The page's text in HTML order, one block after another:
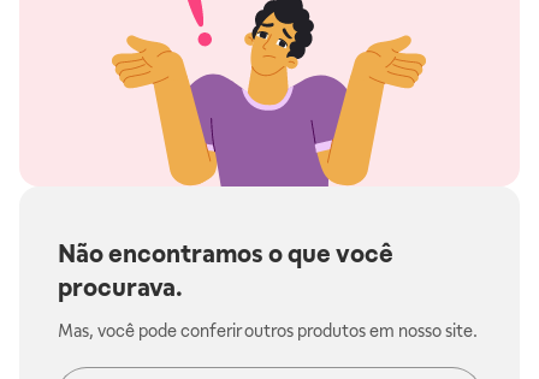
Não encontramos o que você
procurava.
Mas, você pode conferir outros produtos em nosso site.